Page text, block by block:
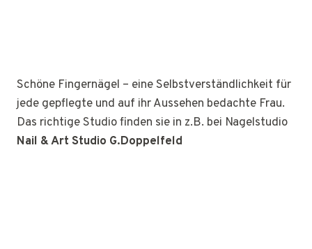
Schöne Fingernägel – eine Selbstverständlichkeit für
jede gepflegte und auf ihr Aussehen bedachte Frau.
Das richtige Studio finden sie in z.B. bei Nagelstudio
Nail & Art Studio G.Doppelfeld